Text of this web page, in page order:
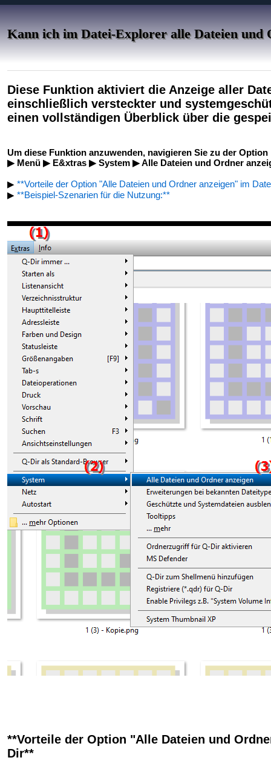
Kann ich im Datei-Explorer alle Dateien und
Diese Funktion aktiviert die Anzeige aller
einschließlich versteckter und
einen vollständigen Überblick über die
Um diese Funktion anzuwenden, navigieren Sie zu der Option
▶ Menü ▶ E&xtras ▶ System ▶ Alle Dateien und Ordner
▶ **Vorteile der Option "Alle Dateien und Ordner anzeigen" im
▶ **Beispiel-Szenarien für die Nutzung:**
**Vorteile der Option "Alle Dateien und
Dir**